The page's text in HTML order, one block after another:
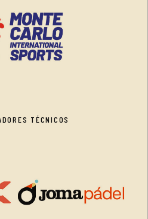
TÉCNICOS